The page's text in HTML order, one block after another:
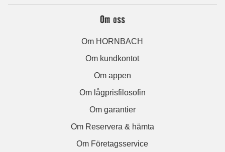
Om oss
Om HORNBACH
Om kundkontot
Om appen
Om lågprisfilosofin
Om garantier
Om Reservera & hämta
Om Företagsservice